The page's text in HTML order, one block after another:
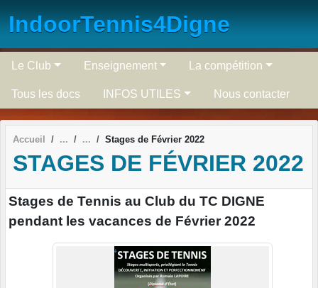
IndoorTennis4Digne
Le Club Enseignement La compétition
Tous les docs INFOS UTILES Nous contacter
Accueil Stages de Février 2022
STAGES DE FÉVRIER 2022
Stages de Tennis au Club du TC DIGNE
pendant les vacances de Février 2022